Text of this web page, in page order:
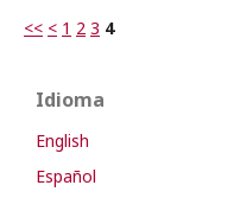
<< < 1 2 3 4
Idioma
English
Español